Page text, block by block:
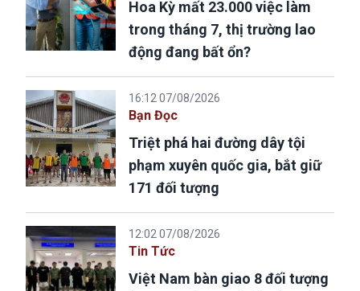
Hoa Kỳ mất 23.000 việc làm
trong tháng 7, thị trường lao
động đang bất ổn?
16:12 07/08/2026
Bạn Đọc
Triệt phá hai đường dây tội
phạm xuyên quốc gia, bắt giữ
171 đối tượng
12:02 07/08/2026
Tin Tức
Việt Nam bàn giao 8 đối tượng